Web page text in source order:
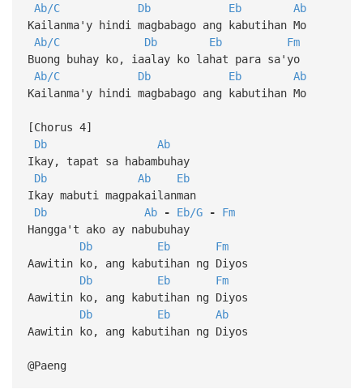
Ab/C
Db Eb
Ab
Kailanma'y hindi magbabago ang kabutihan Mo
Ab/C
Db Eb
Fm
Buong buhay ko, iaalay ko lahat para sa'yo
Ab/C
Db Eb
Ab
Kailanma'y hindi magbabago ang kabutihan Mo
[Chorus 4]
Db
Ab
Ikay, tapat sa habambuhay
Db
Ab
Eb
Ikay mabuti magpakailanman
Db
Ab - Eb/G -
Fm
Hangga't ako ay nabubuhay
Db
Eb
Fm
Aawitin ko, ang kabutihan ng Diyos
Db
Eb
Fm
Aawitin ko, ang kabutihan ng Diyos
Db
Eb
Ab
Aawitin ko, ang kabutihan ng Diyos
@Paeng